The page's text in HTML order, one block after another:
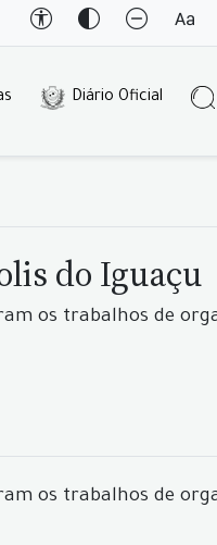
Diário Oficial
do Iguaçu
os trabalhos de
os trabalhos de